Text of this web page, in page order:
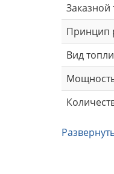
Заказной
Принцип
Вид